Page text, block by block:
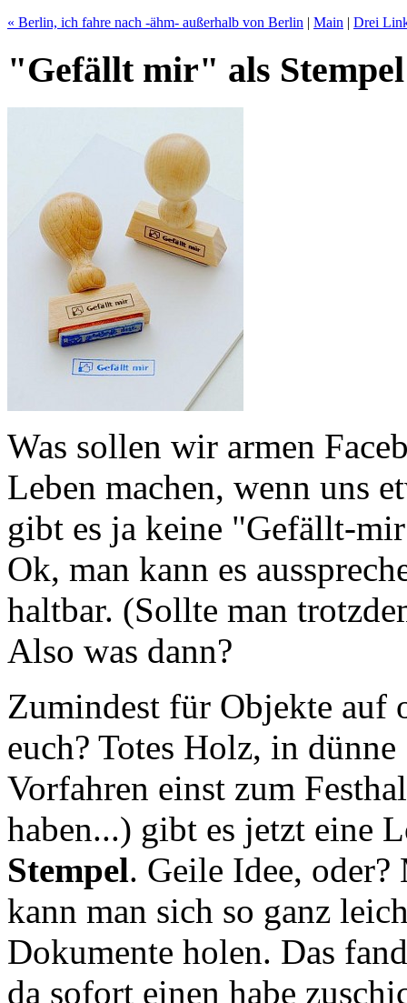
« Berlin, ich fahre nach -ähm- außerhalb von Berlin | Main | Drei
"Gefällt mir" als Stempel
Was sollen wir armen
Leben machen, wenn uns
gibt es ja keine "Gefällt-
Ok, man kann es
haltbar. (Sollte man
Also was dann?
Zumindest für Objekte auf
euch? Totes Holz, in dünne
Vorfahren einst zum
haben...) gibt es jetzt eine
Stempel. Geile Idee,
kann man sich so ganz
Dokumente holen. Das
da sofort einen habe